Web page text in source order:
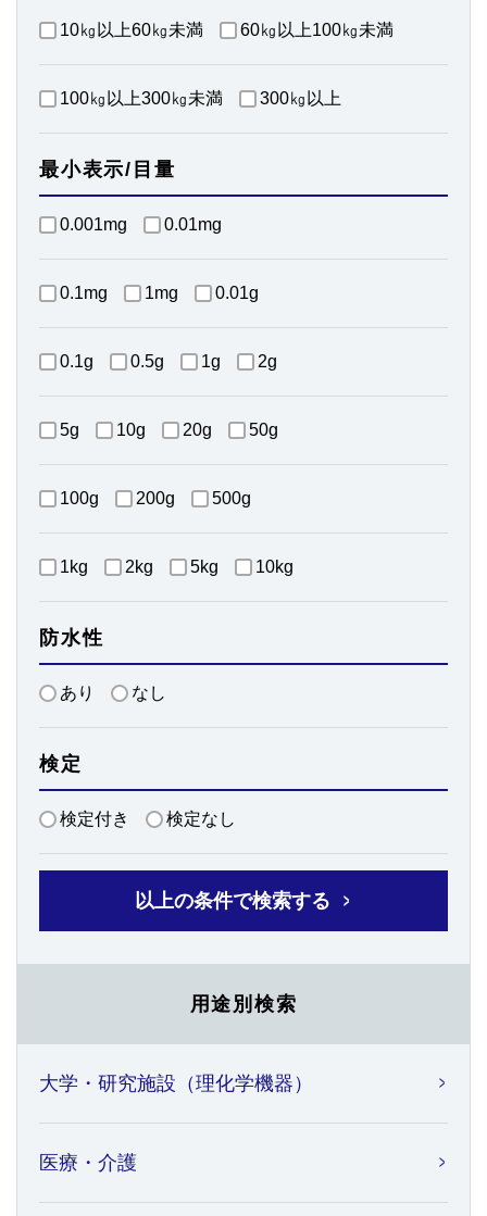
10㎏以上60㎏未満 60㎏以上100㎏未満
100㎏以上300㎏未満 300㎏以上
最小表示/目量
0.001mg 0.01mg
0.1mg 1mg 0.01g
0.1g 0.5g 1g 2g
5g 10g 20g 50g
100g 200g 500g
1kg 2kg 5kg 10kg
防水性
あり なし
検定
検定付き 検定なし
以上の条件で検索する
用途別検索
大学・研究施設（理化学機器）
医療・介護